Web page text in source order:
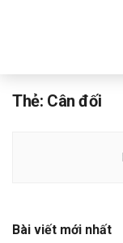
Thẻ: Cân đối
Bài viết mới nhất